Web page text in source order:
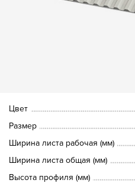
Цвет
Размер
Ширина листа рабочая (мм)
Ширина листа общая (мм)
Высота профиля (мм)